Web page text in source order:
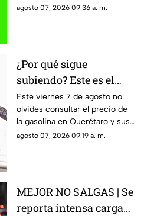
el rumbo del fin de semana.
agosto 07, 2026 09:36 a. m.
¿Por qué sigue
subiendo? Este es el
precio de la gasolina
HOY en Querétaro
Este viernes 7 de agosto no
olvides consultar el precio de
la gasolina en Querétaro y sus
municipios.
agosto 07, 2026 09:19 a. m.
MEJOR NO SALGAS | Se
reporta intensa carga